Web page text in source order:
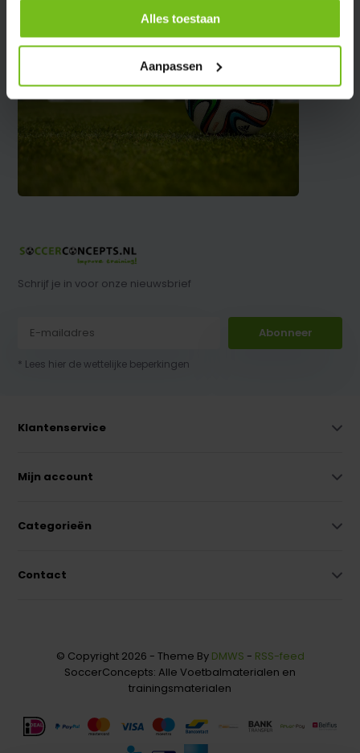
Alles toestaan
Aanpassen
Schrijf je in voor onze nieuwsbrief
Abonneer
* Lees hier de wettelijke beperkingen
Klantenservice
Mijn account
Categorieën
Contact
© Copyright 2026 - Theme By DMWS - RSS-feed
SoccerConcepts: Alle Voetbalmaterialen en
trainingsmaterialen